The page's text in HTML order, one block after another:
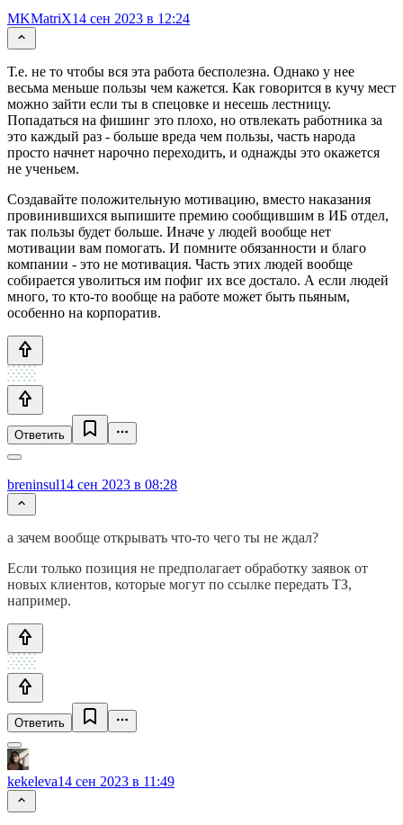
MKMatriX14 сен 2023 в 12:24
Т.е. не то чтобы вся эта работа бесполезна. Однако у нее
весьма меньше пользы чем кажется. Как говорится в кучу мест
можно зайти если ты в спецовке и несешь лестницу.
Попадаться на фишинг это плохо, но отвлекать работника за
это каждый раз - больше вреда чем пользы, часть народа
просто начнет нарочно переходить, и однажды это окажется
не ученьем.
Создавайте положительную мотивацию, вместо наказания
провинившихся выпишите премию сообщившим в ИБ отдел,
так пользы будет больше. Иначе у людей вообще нет
мотивации вам помогать. И помните обязанности и благо
компании - это не мотивация. Часть этих людей вообще
собирается уволиться им пофиг их все достало. А если людей
много, то кто-то вообще на работе может быть пьяным,
особенно на корпоратив.
Ответить
breninsul14 сен 2023 в 08:28
а зачем вообще открывать что-то чего ты не ждал?
Если только позиция не предполагает обработку заявок от
новых клиентов, которые могут по ссылке передать ТЗ,
например.
Ответить
kekeleva14 сен 2023 в 11:49